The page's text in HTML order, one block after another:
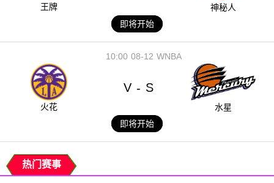
王牌
神秘人
即将开始
08-12
10:00 WNBA
火花
V - S
水星
即将开始
热门赛事